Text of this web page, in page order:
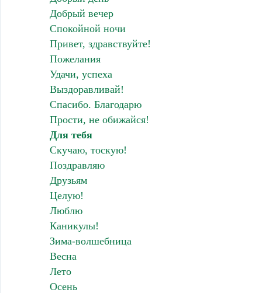
Добрый вечер
Спокойной ночи
Привет, здравствуйте!
Пожелания
Удачи, успеха
Выздоравливай!
Спасибо. Благодарю
Прости, не обижайся!
Для тебя
Скучаю, тоскую!
Поздравляю
Друзьям
Целую!
Люблю
Каникулы!
Зима-волшебница
Весна
Лето
Осень